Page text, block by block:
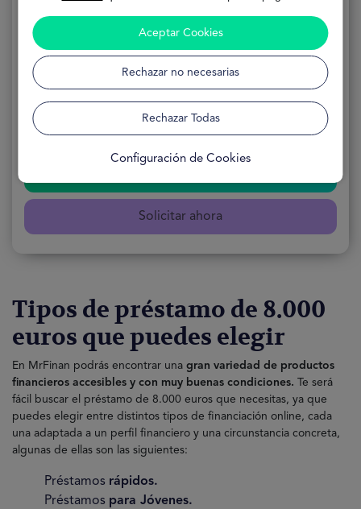
Aceptar Cookies
Rechazar no necesarias
Rechazar Todas
Configuración de Cookies
Préstamo 8000 Euros
FORMULARIO Gratuito
DISPONIBILIDAD 24 horas
Solicitar ahora
Tipos de préstamo de 8.000
euros que puedes elegir
En MrFinan podrás encontrar una gran variedad de productos
financieros accesibles y con muy buenas condiciones. Te será
fácil buscar el préstamo de 8.000 euros que necesitas, ya que
puedes elegir entre distintos tipos de financiación online, cada
una adaptada a un perfil financiero y una circunstancia concreta,
algunas de ellas son las siguientes:
Préstamos rápidos.
Préstamos para Jóvenes.